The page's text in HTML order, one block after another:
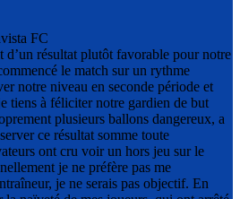
FC
d’un résultat plutôt favorable pour notre
le match sur un rythme
notre niveau en seconde période et
tiens à féliciter notre gardien de but
plusieurs ballons dangereux, a
ce résultat somme toute
ont cru voir un hors jeu sur le
je ne préfère pas me
je ne serais pas objectif. En